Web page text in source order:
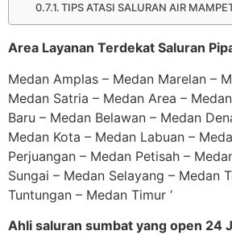
TIPS ATASI SALURAN AIR
Area Layanan Terdekat Saluran
Medan Amplas – Medan Marelan –
Medan Satria – Medan Area –
Baru – Medan Belawan – Medan
Medan Kota – Medan Labuan –
Perjuangan – Medan Petisah –
Sungai – Medan Selayang – Medan
Tuntungan – Medan Timur ‘
Ahli saluran sumbat yang open 24